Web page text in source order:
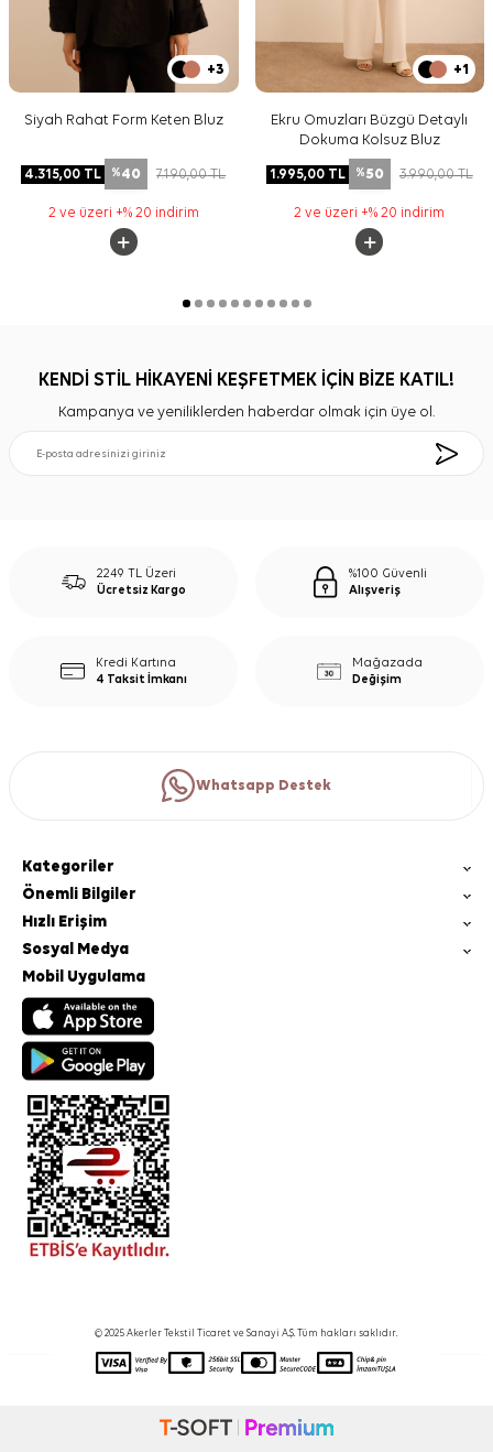
+3
Siyah Rahat Form Keten Bluz
4.315,00 TL %40 7.190,00TL
2 ve üzeri +% 20 indirim
+1
Ekru Omuzları Büzgü Detaylı
Dokuma Kolsuz Bluz
1.995,00TL %50 3.990,00TL
2 ve üzeri +% 20 indirim
KENDİ STİL HİKAYENİ KEŞFETMEK İÇİN BİZE KATIL!
Kampanya ve yeniliklerden haberdar olmak için üye ol.
2249 TL Üzeri
Ücretsiz Kargo
%100 Güvenli
Alışveriş
Kredi Kartına
4 Taksit İmkanı
Mağazada
Değişim
Whatsapp Destek
Kategoriler
Önemli Bilgiler
Hızlı Erişim
Sosyal Medya
Mobil Uygulama
© 2025 Akerler Tekstil Ticaret ve Sanayi A.Ş. Tüm hakları saklıdır.